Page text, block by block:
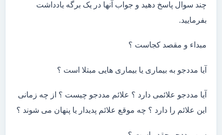
چند سوال پاسخ دهید و جواب آنها در یک برگه یادداشت
بفرمایید.
مبداء و مقصد کجاست ؟
آیا مددجو به بیماری یا بیماری هایی مبتلا است ؟
آیا مددجو علائمی دارد ؟ علائم مددجو چیست ؟ از چه زمانی
این علائم را دارد ؟ چه موقع علائم پدیدار یا پنهان می شوند ؟